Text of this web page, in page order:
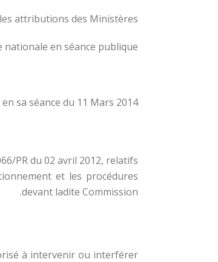
attributions des Ministères;
en séance publique ;
sa séance du 11 Mars 2014.
PR du 02 avril 2012, relatifs
et les procédures
devant ladite Commission.
à intervenir ou interférer